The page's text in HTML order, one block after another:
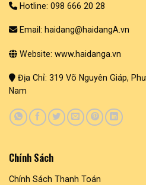
Hotline: 098 666 20 28
Email: haidang@haidangA.vn
Website: www.haidanga.vn
Địa Chỉ: 319 Võ Nguyên Giáp,
Nam
Chính Sách
Chính Sách Thanh Toán